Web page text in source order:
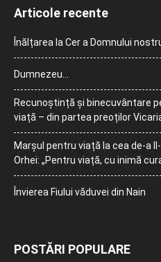
Articole recente
Înălțarea la Cer a Domnului
Dumnezeu…
Recunoștință și binecuvântare
viață – din partea preoților
Marșul pentru viață la cea de-a
Orhei: „Pentru viață, cu inimă
Învierea Fiului văduvei din Nain
POSTĂRI POPULARE